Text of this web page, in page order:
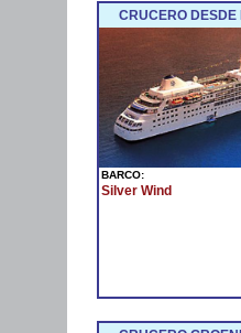
CRUCERO
BARCO:
Silver Wind